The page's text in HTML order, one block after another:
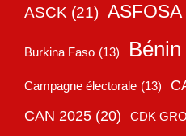
ASCK (21) ASFOSA
Burkina Faso (13) Bénin
Campagne électorale (13)
CAN 2025 (20) CDK